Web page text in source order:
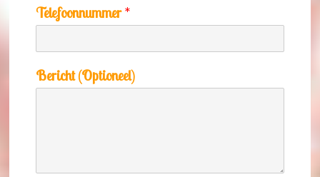
Telefoonnummer*
Bericht (Optioneel)